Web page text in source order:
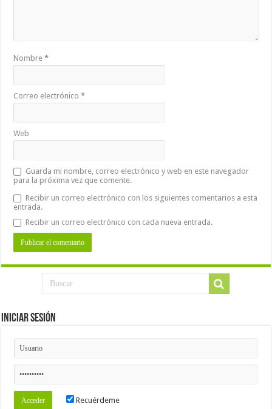
Nombre*
Correo electrónico*
Web
Guarda mi nombre, correo electrónico y web en este navegador
para la próxima vez que comente.
Recibir un correo electrónico con los siguientes comentarios a esta
entrada.
Recibir un correo electrónico con cada nueva entrada.
Iniciar Sesión
Recuérdeme